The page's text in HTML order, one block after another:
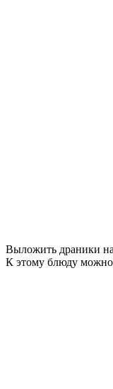
Выложить драники на
К этому блюду можно